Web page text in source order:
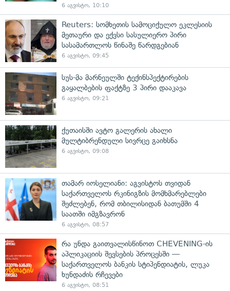
6 აგვისტო, 10:10
Reuters: სომხეთის სამოციქულო ეკლესიის
მეთაური და ექვსი სასულიერო პირი
სასამართლოს წინაშე წარდგებიან
6 აგვისტო, 09:45
სუს-მა მარნეულში ტექინსპექტირების
გაყალბების ფაქტზე 3 პირი დააკავა
6 აგვისტო, 09:21
ქუთაისში ავტო გალერის ახალი
მულტიბრენდული სივრცე გაიხსნა
6 აგვისტო, 09:08
თამარ იოსელიანი: აგვისტოს თვიდან
საქართველოს რკინიგზის მომხმარებლები
შეძლებენ, რომ თბილისიდან ბათუმში 4
საათში იმგზავრონ
6 აგვისტო, 08:57
რა უნდა გაითვალისწინოთ CHEVENING-ის
აპლიკაციის შევსების პროცესში —
საქართველოს ბანკის სტიპენდიატის, ლუკა
ხუნდაძის რჩევები
6 აგვისტო, 08:51